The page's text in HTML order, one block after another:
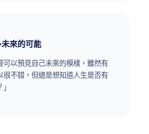
來的可能
可以預見自己未來的模樣，雖然有
很不錯，但總是想知道人生是否有